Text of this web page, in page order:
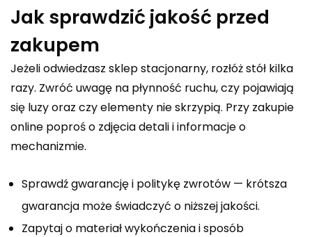
Jak sprawdzić jakość przed
zakupem
Jeżeli odwiedzasz sklep stacjonarny, rozłóż stół kilka
razy. Zwróć uwagę na płynność ruchu, czy pojawiają
się luzy oraz czy elementy nie skrzypią. Przy zakupie
online poproś o zdjęcia detali i informacje o
mechanizmie.
Sprawdź gwarancję i politykę zwrotów — krótsza
gwarancja może świadczyć o niższej jakości.
Zapytaj o materiał wykończenia i sposób